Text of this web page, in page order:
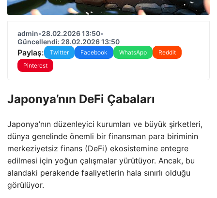
admin•28.02.2026 13:50•
Güncellendi: 28.02.2026 13:50
Paylaş: Twitter Facebook WhatsApp
Reddit
Pinterest
Japonya’nın DeFi Çabaları
Japonya’nın düzenleyici kurumları ve büyük şirketleri,
dünya genelinde önemli bir finansman para biriminin
merkeziyetsiz finans (DeFi) ekosistemine entegre
edilmesi için yoğun çalışmalar yürütüyor. Ancak, bu
alandaki perakende faaliyetlerin hala sınırlı olduğu
görülüyor.